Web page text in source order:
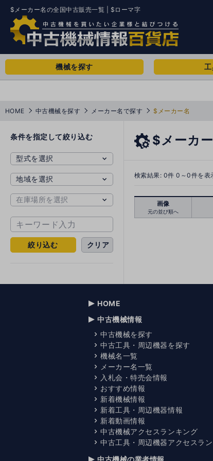
$メーカー名の全国中古販売一覧 | $ローマ字
機械を探す
HOME 中古機械を探す メーカー名で探す $メーカー名
条件を指定して絞り込む
絞り込む クリア
$メーカ
検索結果: 0件 0～0件を表
画像
元の並び順へ
HOME
中古機械情報
中古機械を探す
中古工具・周辺機器を探す
機械名一覧
メーカー名一覧
入札会・特売会情報
おすすめ情報
新着機械情報
新着工具・周辺機器情報
新着動画情報
中古機械アクセスランキング
中古工具・周辺機器アクセスラ
中古機械の業者情報